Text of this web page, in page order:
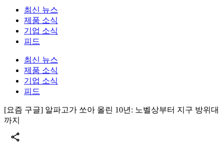
최신 뉴스
제품 소식
기업 소식
피드
최신 뉴스
제품 소식
기업 소식
피드
[요즘 구글] 알파고가 쏘아 올린 10년: 노벨상부터 지구 방위대
까지